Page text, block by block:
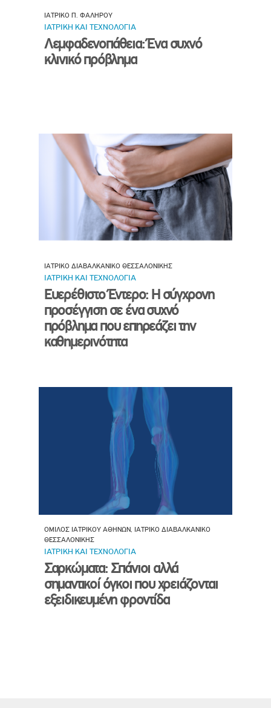
ΙΑΤΡΙΚΟ Π. ΦΑΛΗΡΟΥ
ΙΑΤΡΙΚΗ ΚΑΙ ΤΕΧΝΟΛΟΓΙΑ
Λεμφαδενοπάθεια: Ένα συχνό
κλινικό πρόβλημα
ΙΑΤΡΙΚΟ ΔΙΑΒΑΛΚΑΝΙΚΟ ΘΕΣΣΑΛΟΝΙΚΗΣ
ΙΑΤΡΙΚΗ ΚΑΙ ΤΕΧΝΟΛΟΓΙΑ
Ευερέθιστο Έντερο: Η σύγχρονη
προσέγγιση σε ένα συχνό
πρόβλημα που επηρεάζει την
καθημερινότητα
ΟΜΙΛΟΣ ΙΑΤΡΙΚΟΥ ΑΘΗΝΩΝ, ΙΑΤΡΙΚΟ ΔΙΑΒΑΛΚΑΝΙΚΟ
ΘΕΣΣΑΛΟΝΙΚΗΣ
ΙΑΤΡΙΚΗ ΚΑΙ ΤΕΧΝΟΛΟΓΙΑ
Σαρκώματα: Σπάνιοι αλλά
σημαντικοί όγκοι που χρειάζονται
εξειδικευμένη φροντίδα